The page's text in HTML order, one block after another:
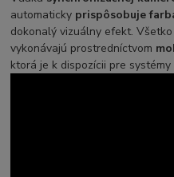
automaticky prispôsobuje
dokonalý vizuálny efekt. Všetko
vykonávajú prostredníctvom
ktorá je k dispozícii pre